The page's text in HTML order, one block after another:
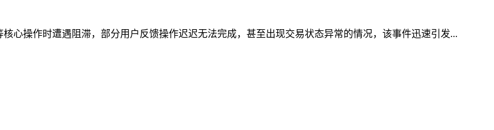
心操作时遭遇阻滞，部分用户反馈操作迟迟无法完成，甚至出现交易状态异常的情况，该事件迅速引发...